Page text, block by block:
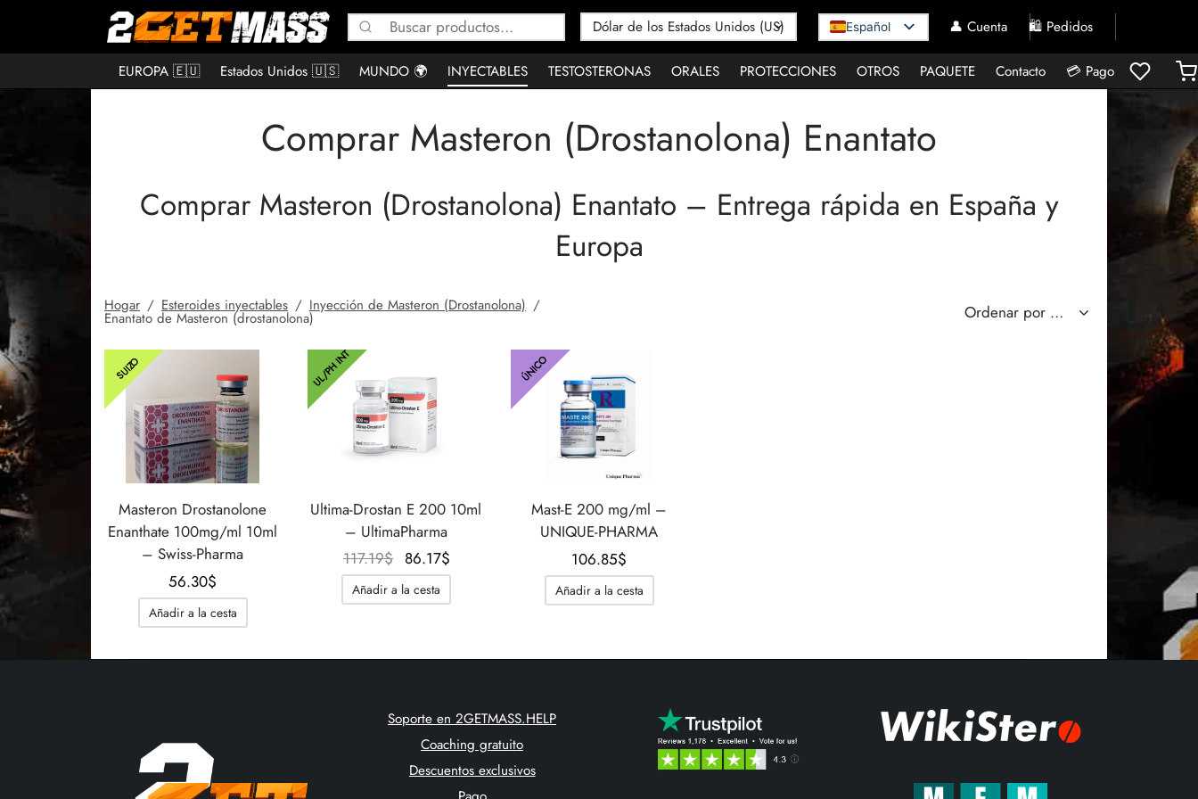
Buscar
por:
Español 👤 Cuenta 🛍️ Pedidos
EUROPA 🇪🇺 Estados Unidos 🇺🇸 MUNDO 🌍 INYECTABLES TESTOSTERONAS ORALES PROTECCIONES OTROS PAQUETE Contacto 💳 Pago
Comprar Masteron (Drostanolona) Enantato
Comprar Masteron (Drostanolona) Enantato – Entrega rápida en España y
Europa
Hogar / Esteroides inyectables / Inyección de Masteron (Drostanolona) /
Enantato de Masteron (drostanolona)
SUIZO
Masteron Drostanolone
Enanthate 100mg/ml 10ml
– Swiss-Pharma
56.30$
Añadir a la cesta
UL/PH INT
Ultima-Drostan E 200 10ml
– UltimaPharma
117.19$
El
precio
original
86.17$
Añadir a la cesta
ÚNICO
Mast-E 200 mg/ml –
UNIQUE-PHARMA
106.85$
Añadir a la cesta
Soporte en 2GETMASS.HELP
Coaching gratuito
Descuentos exclusivos